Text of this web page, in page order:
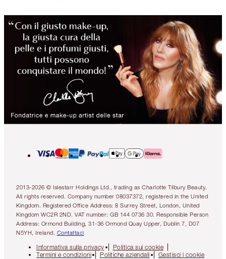
2013-2026 © Islestarr Holdings Ltd., trading as Charlotte Tilbury Beauty.
All rights reserved. Company number 08037372, registered in the United
Kingdom. Registered Office Address: 8 Surrey Street, London, United
Kingdom WC2R 2ND. VAT number: GB 144 0736 30. Responsible Person
Address: Ormond Building, 31-36 Ormond Quay Upper, Dublin 7, D07
N5YH, Ireland. Contattaci
Informativa sulla privacy
Politica sui cookie
Termini e condizioni
Politiche aziendali Gestisci i cookie